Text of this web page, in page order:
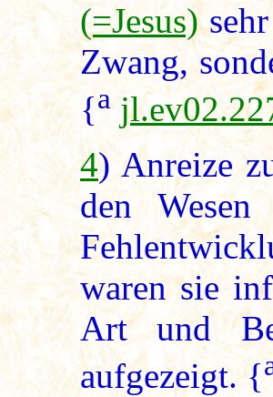
(=Jesus)
Zwang,
{a
4) Anreize
den
waren sie
Art und
aufgezeigt. {